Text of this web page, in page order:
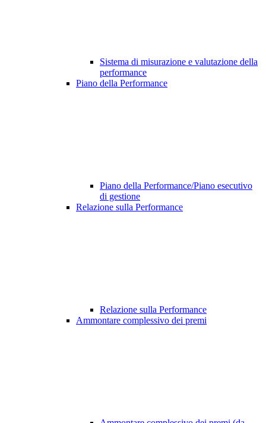
Sistema di misurazione e valutazione della
performance
Piano della Performance
Piano della Performance/Piano esecutivo
di gestione
Relazione sulla Performance
Relazione sulla Performance
Ammontare complessivo dei premi